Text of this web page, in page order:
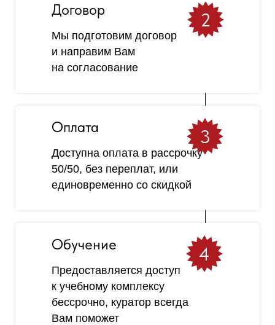
Оплата
Доступна оплата в рассрочку
50/50, без переплат, или
единовременно со скидкой
3
Договор
Мы подготовим договор
и направим Вам
на согласование
2
Обучение
Предоставляется доступ
к учебному комплексу
бессрочно, куратор всегда
Вам поможет
4